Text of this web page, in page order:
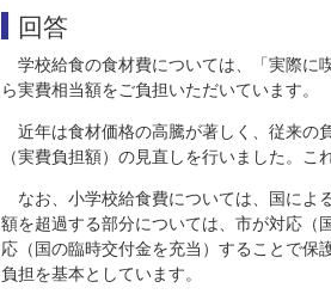
回答
学校給食の食材費については、「実際に
ら実費相当額をご負担いただいています。
近年は食材価格の高騰が著しく、従来の
（実費負担額）の見直しを行いました。
なお、小学校給食費については、国に
額を超過する部分については、市が対応（
応（国の臨時交付金を充当）することで
負担を基本としています。